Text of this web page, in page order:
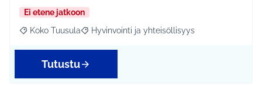
Ei etene jatkoon
Rajaa tulokset aihepiirin mukaan: Koko Tuusula
Koko Tuusula Rajaa tulokset teeman mukaan: Hyvinvointi ja
Hyvinvointi ja yhteisöllisyys
Tutustu